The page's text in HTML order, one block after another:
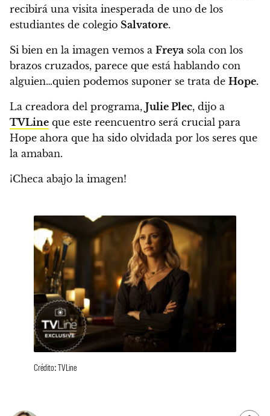
recibirá una visita inesperada de uno de los
estudiantes de colegio Salvatore.
Si bien en la imagen vemos a Freya sola con los
brazos cruzados, parece que está hablando con
alguien…quien podemos suponer se trata de Hope.
La creadora del programa, Julie Plec, dijo a
TVLine que este reencuentro será crucial para
Hope ahora que ha sido olvidada por los seres que
la amaban.
¡Checa abajo la imagen!
Crédito: TVLine